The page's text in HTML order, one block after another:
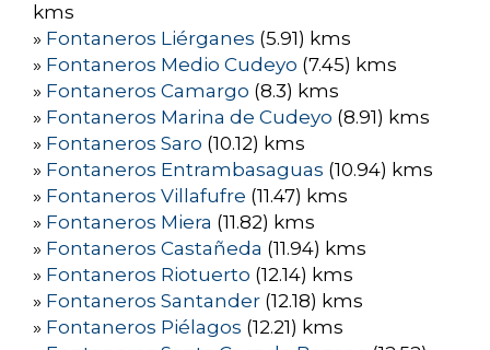
kms
» Fontaneros Liérganes (5.91) kms
» Fontaneros Medio Cudeyo (7.45) kms
» Fontaneros Camargo (8.3) kms
» Fontaneros Marina de Cudeyo (8.91) kms
» Fontaneros Saro (10.12) kms
» Fontaneros Entrambasaguas (10.94) kms
» Fontaneros Villafufre (11.47) kms
» Fontaneros Miera (11.82) kms
» Fontaneros Castañeda (11.94) kms
» Fontaneros Riotuerto (12.14) kms
» Fontaneros Santander (12.18) kms
» Fontaneros Piélagos (12.21) kms